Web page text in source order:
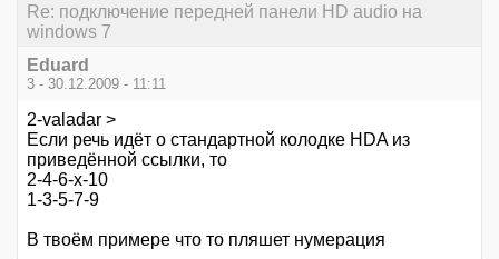
Re: подключение передней панели HD audio на
windows 7
Eduard
3 - 30.12.2009 - 11:11
2-valadar >
Если речь идёт о стандартной колодке HDA из
приведённой ссылки, то
2-4-6-х-10
1-3-5-7-9
В твоём примере что то пляшет нумерация